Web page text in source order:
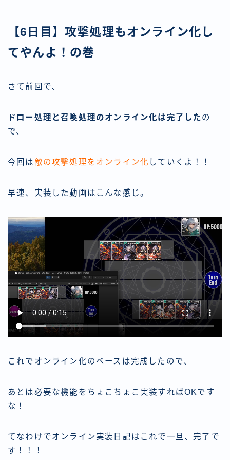
【6日目】攻撃処理もオンライン化し
てやんよ！の巻
さて前回で、
ドロー処理と召喚処理のオンライン化は完了した の
で、
今回は敵の攻撃処理をオンライン化 していくよ！！
早速、実装した動画はこんな感じ。
これでオンライン化のベースは完成したので、
あとは必要な機能をちょこちょこ実装すればOKです
な！
てなわけでオンライン実装日記はこれで一旦、完了で
す！！！